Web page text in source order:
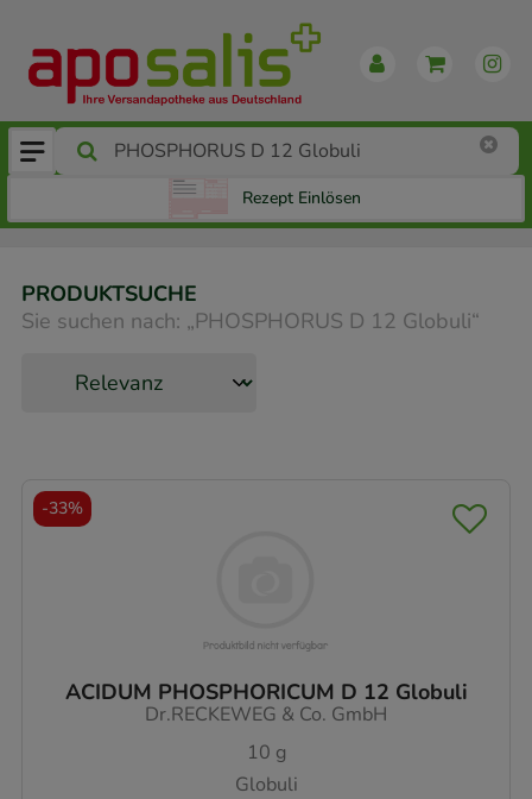
Rezept Einlösen
PRODUKTSUCHE
Sie suchen nach: „PHOSPHORUS D 12 Globuli“
ACIDUM PHOSPHORICUM D 12 Globuli
Dr.RECKEWEG & Co. GmbH
10 g
Globuli
-33%